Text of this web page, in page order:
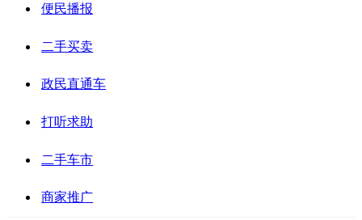
便民播报
二手买卖
政民直通车
打听求助
二手车市
商家推广